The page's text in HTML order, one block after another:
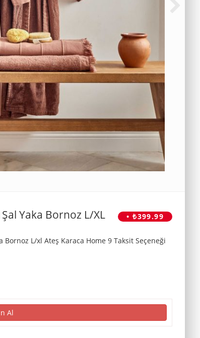
• ₺399.99
Yaka Bornoz L/XL
L/xl Ateş Karaca Home 9 Taksit Seçeneği
Al